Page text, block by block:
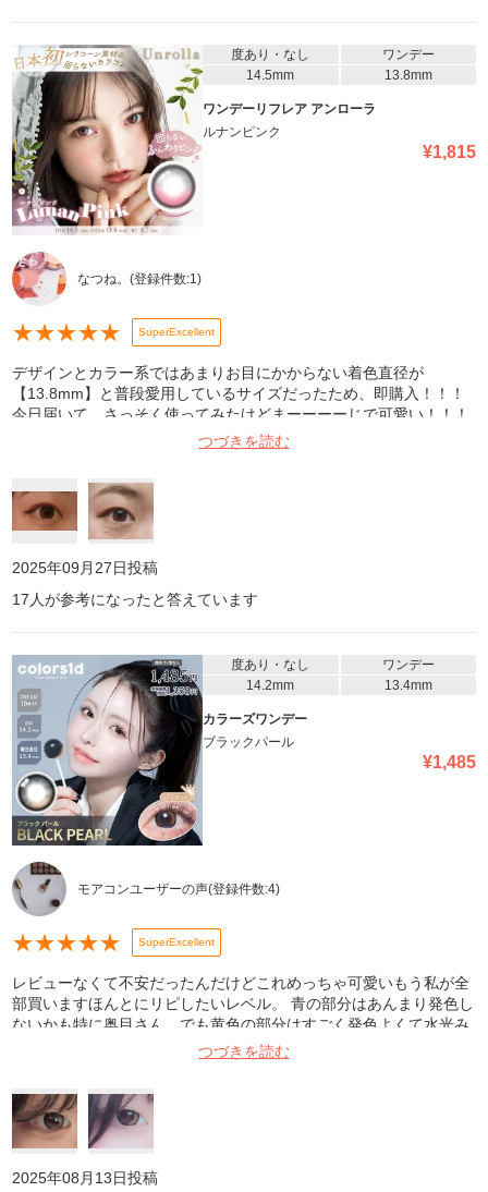
度あり・なし
ワンデー
14.5mm
13.8mm
ワンデーリフレア アンローラ
ルナンピンク
¥1,815
なつね。 (登録件数:1)
★★★★★ SuperExcellent
デザインとカラー系ではあまりお目にかからない着色直径が
【13.8mm】と普段愛用しているサイズだったため、即購入！！！
今日届いて、さっそく使ってみたけどまーーーーじで可愛い！！！
着けた瞬間、無くなったらリピ買いしようって思った！！ まず、発
色が良い！！ピンクって分かるんだけど、そんな邪魔しない感じ…
場所とったやつ！参考にしてください！写真で撮っても結構分かる
の良き(о＾∇＾о) あと、地味に最高って思ったのが、カラコンの
蓋？めっちゃ開けやすくて感動した笑笑 今まで使用していたカラコ
ンとか、使うとき開けるの大変だったやつとかあったから笑 とり
ま、最高のカラコンだったのでまたリピ買いします！ 他のカラー良
いけど着色直径がちょいと小さいから悩み中。 今後新色出るってな
つづきを読む
2025年09月27日投稿
17 人が参考になったと答えています
度あり・なし
ワンデー
14.2mm
13.4mm
カラーズワンデー
ブラックパール
¥1,485
モアコンユーザーの声(登録件数:4)
★★★★★ SuperExcellent
レビューなくて不安だったんだけどこれめっちゃ可愛いもう私が全
部買いますほんとにリピしたいレベル。 青の部分はあんまり発色し
ないかも特に奥目さん、でも黄色の部分はすごく発色よくて水光み
たいな感じで可愛いの！！！ 奥目さん大優勝ですよ‼️⚠️目がキラキ
ラするの！かわいいの！ 回っちゃうけど気にならない可愛！！！
な！黄色の部分が目立つから！
つづきを読む
2025年08月13日投稿